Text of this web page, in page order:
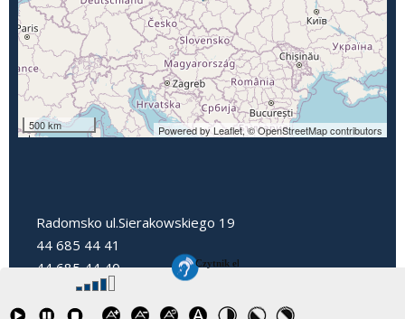
500 km Powered by Leaflet,© OpenStreetMap contributors
Radomsko ul.Sierakowskiego 19
44 685 44 41
44 685 44 40
dyrektorpp3@radomsko.pl